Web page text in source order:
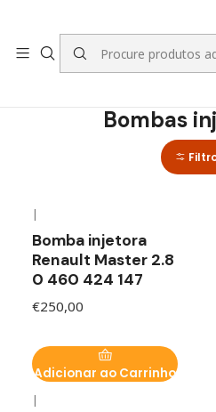
Início LOJA
Motores e Componentes para
Bombas
|
Bomba injetora
Renault Master 2.8
0 460 424 147
€250,00
Adicionar ao Carrinho
|